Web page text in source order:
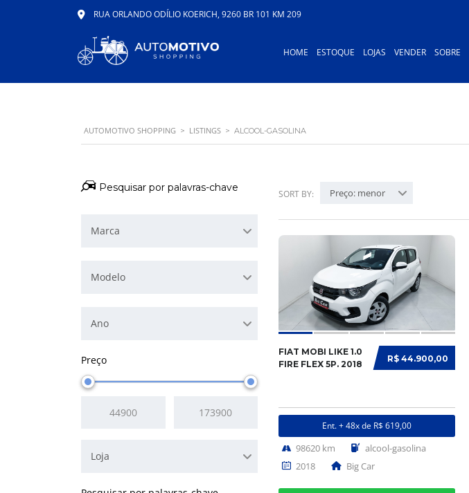
RUA ORLANDO ODÍLIO KOERICH, 9260 BR 101 KM 209
HOME ESTOQUE LOJAS VENDER SOBRE
AUTOMOTIVO SHOPPING > LISTINGS > ALCOOL-GASOLINA
Marca
Modelo
Ano
Preço
Loja
SORT BY: Preço: menor
R$ 44.900,00
FIAT MOBI LIKE 1.0
FIRE FLEX 5P. 2018
Ent. + 48x de R$ 619,00
98620 km
alcool-gasolina
2018
Big Car